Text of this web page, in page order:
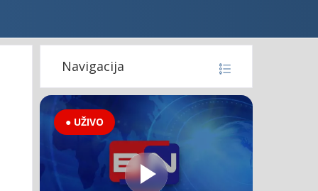
Navigacija
● UŽIVO